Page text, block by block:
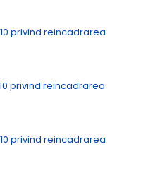
privind reincadrarea
privind reincadrarea
privind reincadrarea